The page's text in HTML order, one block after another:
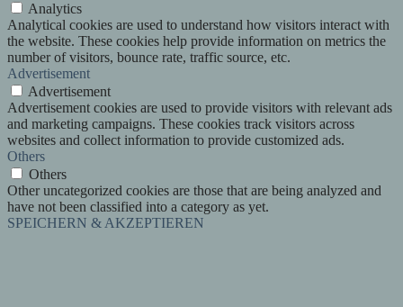
Analytics
Analytical cookies are used to understand how visitors interact with
the website. These cookies help provide information on metrics the
number of visitors, bounce rate, traffic source, etc.
Advertisement
Advertisement
Advertisement cookies are used to provide visitors with relevant ads
and marketing campaigns. These cookies track visitors across
websites and collect information to provide customized ads.
Others
Others
Other uncategorized cookies are those that are being analyzed and
have not been classified into a category as yet.
SPEICHERN & AKZEPTIEREN